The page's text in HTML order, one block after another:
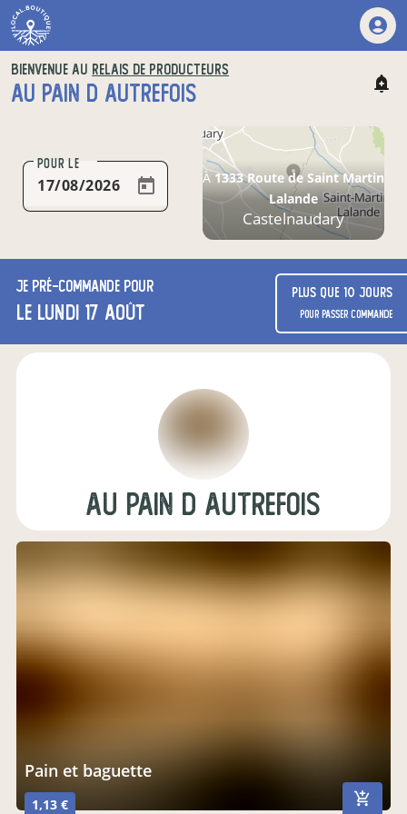
BIENVENUE AU RELAIS DE PRODUCTEURS
AU PAIN D AUTREFOIS
POUR LE
À1333 Route de Saint Martin
Lalande
Castelnaudary
Je pré-commande pour
le lundi 17 août
Plus que 10 jours
pour passer commande
Au pain d autrefois
Pain et baguette
1,13 €